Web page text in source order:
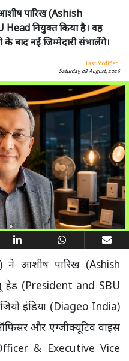
पारिख (Ashish
नियुक्त किया है। वह
बाद नई जिम्मेदारी संभालेंगे।
Last Modified:
Saturday, 08 August, 2026
ने आशीष पारिख (Ashish
हेड (President and SBU
इंडिया (Diageo India)
और एग्जीक्यूटिव वाइस
& Executive Vice